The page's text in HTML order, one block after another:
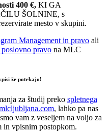
400 €, KI GA
ŠOLNINE, s
mesto v skupini.
Management in pravo ali
pravo na MLC
že potekajo!
za študij preko spletnega
, lahko pa nas
vam z veseljem na voljo za
in vpisnim postopkom.